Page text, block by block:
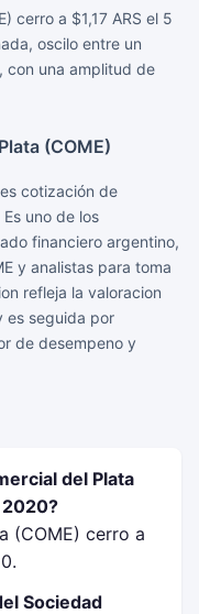
cerro a $1,17 ARS el 5
oscilo entre un
con una amplitud de
(COME)
cotización de
uno de los
financiero argentino,
y analistas para toma
refleja la valoracion
es seguida por
de desempeno y
del Plata
(COME) cerro a
Sociedad